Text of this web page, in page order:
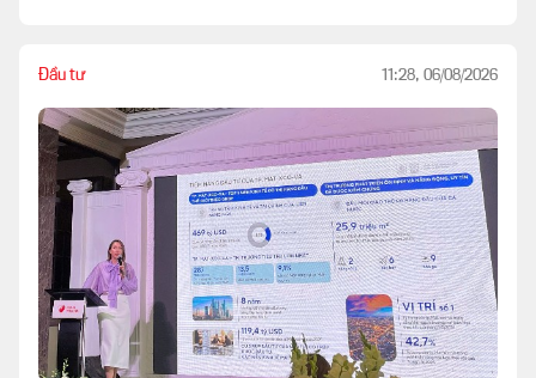
Đầu tư 11:28, 06/08/2026